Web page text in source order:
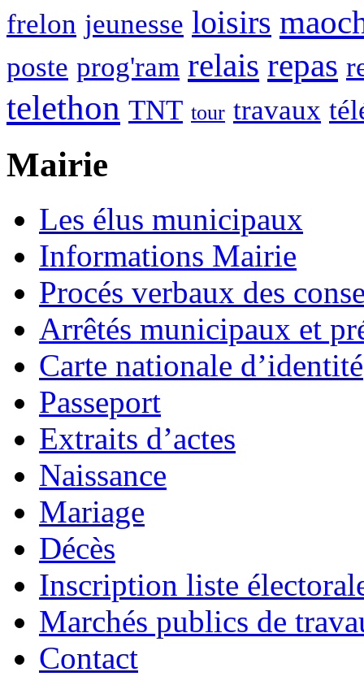
frelon jeunesse loisirs
poste prog'ram relais repas
telethon TNT tour travaux
Mairie
Les élus municipaux
Informations Mairie
Procés verbaux des
Arrêtés municipaux et
Carte nationale d’identité
Passeport
Extraits d’actes
Naissance
Mariage
Décès
Inscription liste
Marchés publics de
Contact